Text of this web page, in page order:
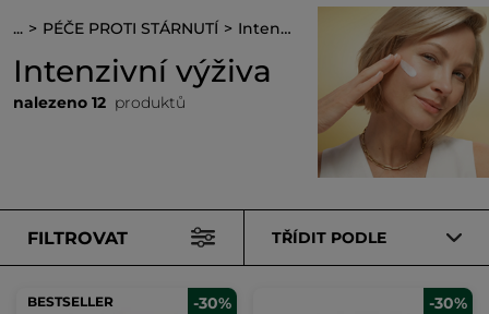
... PÉČE PROTI STÁRNUTÍ Intenzivní výživa
Intenzivní výživa
nalezeno 12 produktů
FILTROVAT TŘÍDIT PODLE
BESTSELLER -30% -30%